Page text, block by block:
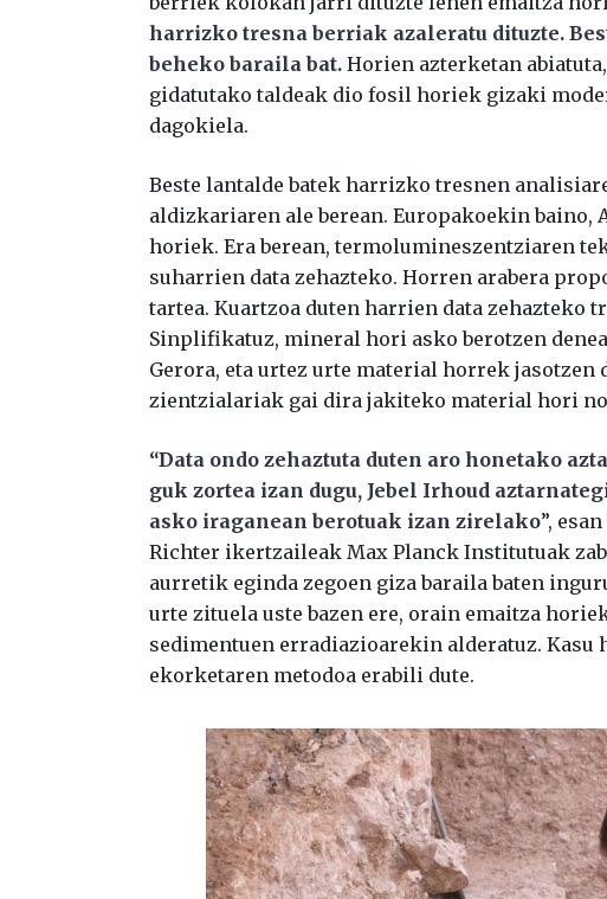
harrizko tresna berriak azaleratu dituzte.
beheko baraila bat. Horien azterketan
gidatutako taldeak dio fosil horiek gizaki
dagokiela.
Beste lantalde batek harrizko tresnen
aldizkariaren ale berean. Europakoekin
horiek. Era berean, termolumineszentziaren
suharrien data zehazteko. Horren arabera
tartea. Kuartzoa duten harrien data zehazteko
Sinplifikatuz, mineral hori asko berotzen
Gerora, eta urtez urte material horrek
zientzialariak gai dira jakiteko material hori
“Data ondo zehaztuta duten aro honetako
guk zortea izan dugu, Jebel Irhoud
asko iraganean berotuak izan zirelako”,
Richter ikertzaileak Max Planck Institutuak
aurretik eginda zegoen giza baraila baten
urte zituela uste bazen ere, orain emaitza
sedimentuen erradiazioarekin alderatuz.
ekorketaren metodoa erabili dute.